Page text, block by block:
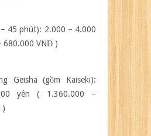
45 phút): 2.000 – 4.000
680.000 VNĐ )
Geisha (gồm Kaiseki):
yên ( 1.360.000 –
)